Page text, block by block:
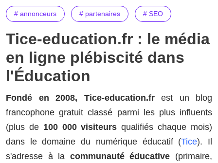
# annonceurs # partenaires # SEO
Tice-education.fr : le média
en ligne plébiscité dans
l'Éducation
Fondé en 2008, Tice-education.frest un blog
francophone gratuit classé parmi les plus influents
(plus de 100 000 visiteurs qualifiés chaque mois)
dans le domaine du numérique éducatif (Tice). Il
s'adresse à la communauté éducative (primaire,